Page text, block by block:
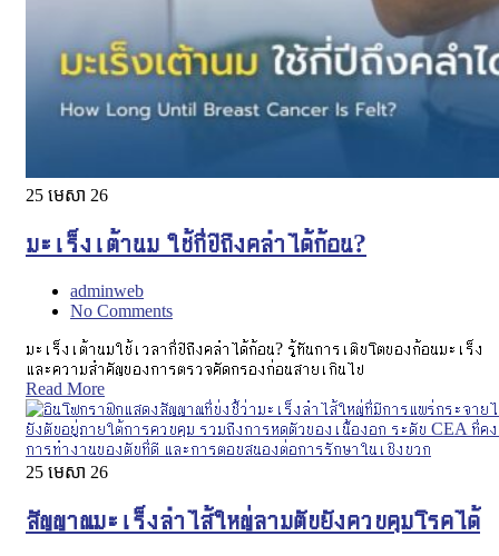
25 មេសា 26
มะเร็งเต้านม ใช้กี่ปีถึงคลำได้ก้อน?
adminweb
No Comments
มะเร็งเต้านมใช้เวลากี่ปีถึงคลำได้ก้อน? รู้ทันการเติบโตของก้อนมะเร็ง
และความสำคัญของการตรวจคัดกรองก่อนสายเกินไป
Read More
25 មេសា 26
สัญญาณมะเร็งลำไส้ใหญ่ลามตับยังควบคุมโรคได้